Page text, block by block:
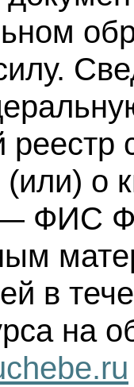
о
— ФИС
в
на